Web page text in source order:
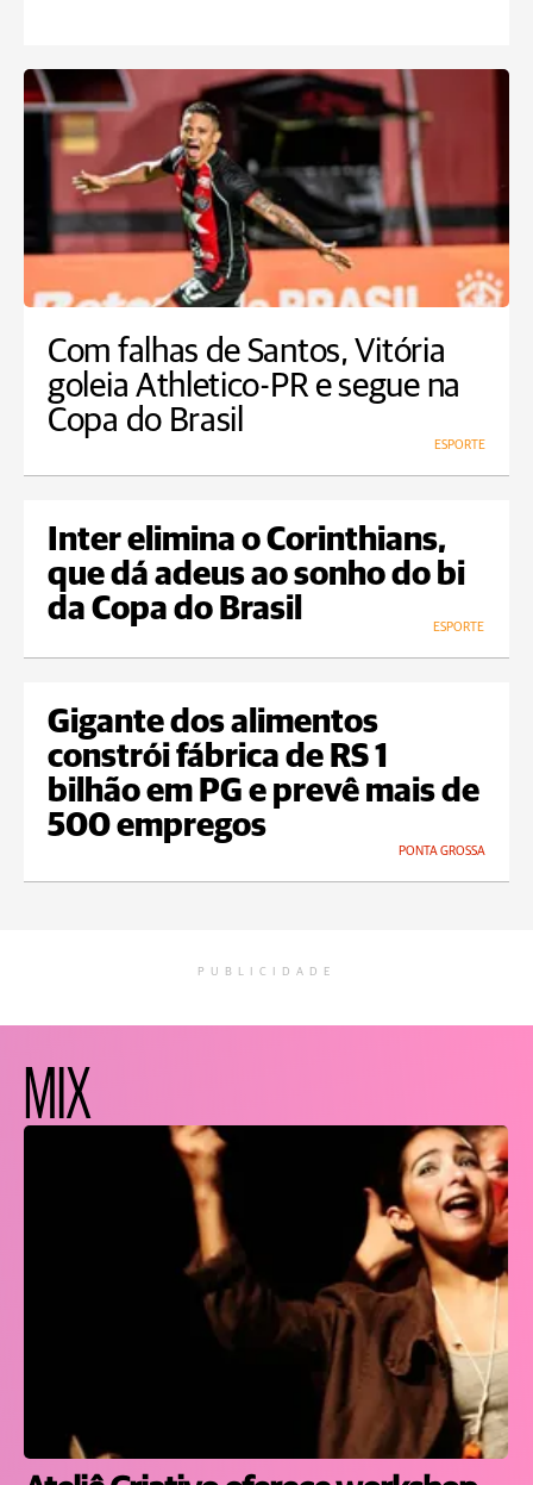
Com falhas de Santos, Vitória
goleia Athletico-PR e segue na
Copa do Brasil
ESPORTE
Inter elimina o Corinthians,
que dá adeus ao sonho do bi
da Copa do Brasil
ESPORTE
Gigante dos alimentos
constrói fábrica de RS 1
bilhão em PG e prevê mais de
500 empregos
PONTA GROSSA
PUBLICIDADE
MIX